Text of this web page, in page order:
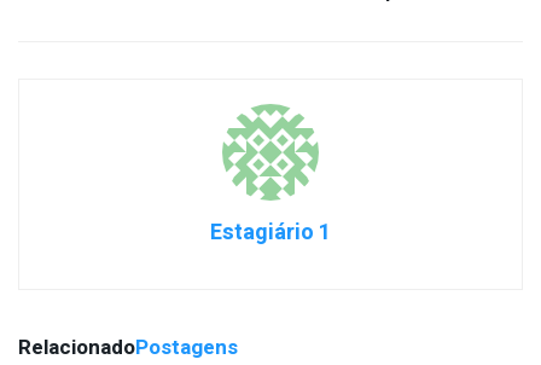
Estagiário 1
RelacionadoPostagens